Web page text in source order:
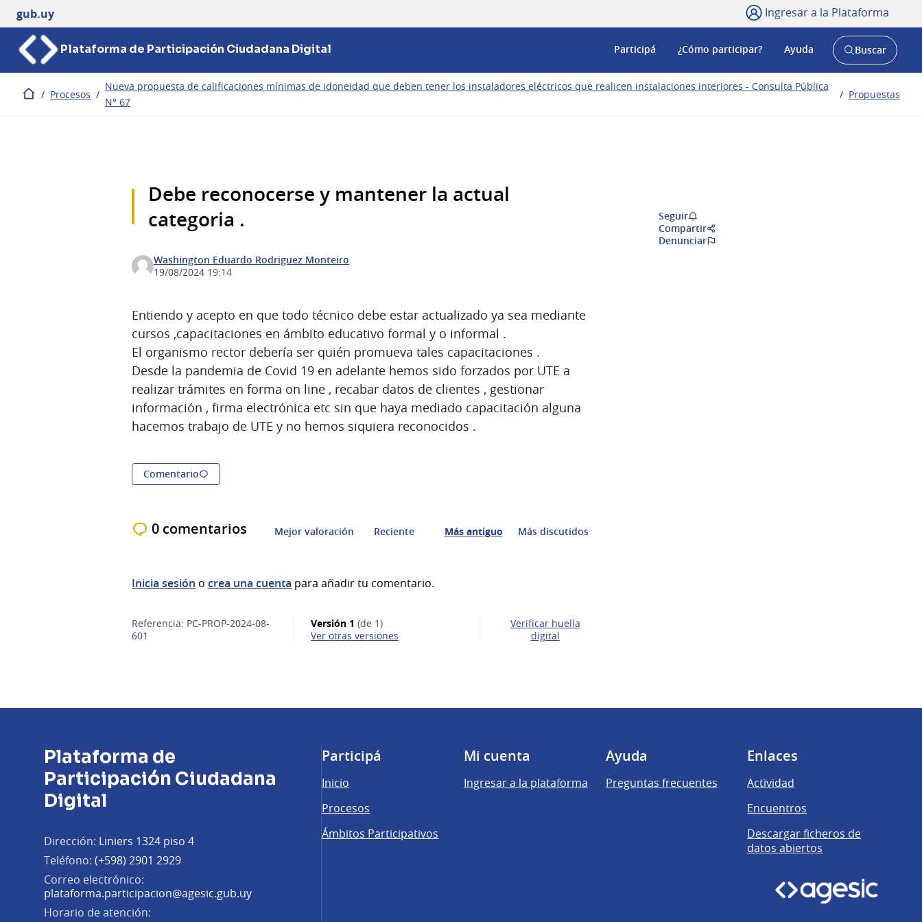
gub.uy Ingresar a la Plataforma
Plataforma de Participación Ciudadana Digital Participá ¿Cómo participar? Ayuda
AbrirBuscar
Inicio / Procesos /
Nueva propuesta de calificaciones mínimas de idoneidad que deben tener los instaladores eléctricos que realicen instalaciones interiores - Consulta Pública
N° 67
/ Propuestas
Debe reconocerse y mantener la actual
categoria .
Washington Eduardo Rodriguez Monteiro
19/08/2024 19:14
Entiendo y acepto en que todo técnico debe estar actualizado ya sea mediante
cursos ,capacitaciones en ámbito educativo formal y o informal .
El organismo rector debería ser quién promueva tales capacitaciones .
Desde la pandemia de Covid 19 en adelante hemos sido forzados por UTE a
realizar trámites en forma on line , recabar datos de clientes , gestionar
información , firma electrónica etc sin que haya mediado capacitación alguna
hacemos trabajo de UTE y no hemos siquiera reconocidos .
Comentario
Seguir
Compartir
Denunciar
0 comentarios Mejor valoración Reciente Más antiguo Más discutidos
Inicia sesión o crea una cuenta para añadir tu comentario.
Referencia: PC-PROP-2024-08-
601
Versión 1 (de 1)
ver otras versiones
Verificar huella
digital
Plataforma de
Participación Ciudadana
Digital
Dirección: Liniers 1324 piso 4
Teléfono: (+598) 2901 2929
Correo electrónico:
plataforma.participacion@agesic.gub.uy(Abrir en una pestaña nueva)
Horario de atención:
Participá
Inicio
Procesos
Ámbitos Participativos
Mi cuenta
Ingresar a la plataforma
Ayuda
Preguntas frecuentes
Enlaces
Actividad
Encuentros
Descargar ficheros de
datos abiertos